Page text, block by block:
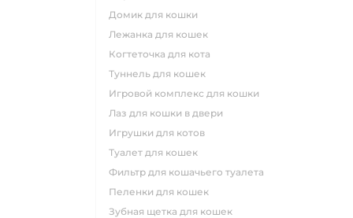
домик для кошки
лежанка для кошек
когтеточка для кота
туннель для кошек
игровой комплекс для кошки
лаз для кошки в двери
игрушки для котов
туалет для кошек
фильтр для кошачьего туалета
пеленки для кошек
зубная щетка для кошек